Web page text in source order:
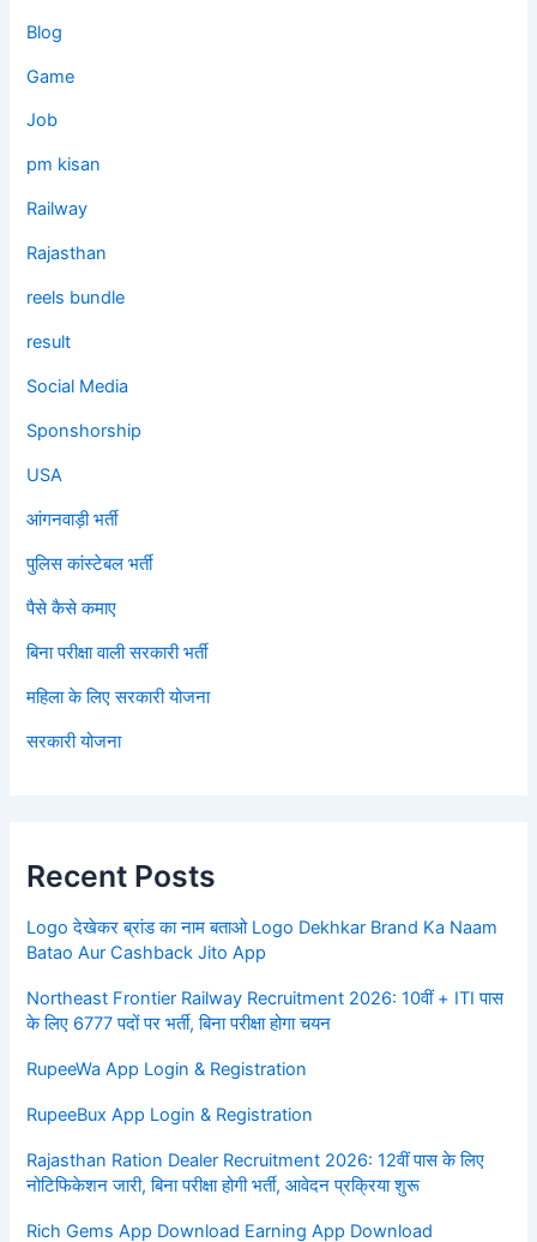
Blog
Game
Job
pm kisan
Railway
Rajasthan
reels bundle
result
Social Media
Sponshorship
USA
आंगनवाड़ी भर्ती
पुलिस कांस्टेबल भर्ती
पैसे कैसे कमाए
बिना परीक्षा वाली सरकारी भर्ती
महिला के लिए सरकारी योजना
सरकारी योजना
Recent Posts
Logo देखेकर ब्रांड का नाम बताओ Logo Dekhkar Brand Ka Naam
Batao Aur Cashback Jito App
Northeast Frontier Railway Recruitment 2026: 10वीं + ITI पास
के लिए 6777 पदों पर भर्ती, बिना परीक्षा होगा चयन
RupeeWa App Login & Registration
RupeeBux App Login & Registration
Rajasthan Ration Dealer Recruitment 2026: 12वीं पास के लिए
नोटिफिकेशन जारी, बिना परीक्षा होगी भर्ती, आवेदन प्रक्रिया शुरू
Rich Gems App Download Earning App Download